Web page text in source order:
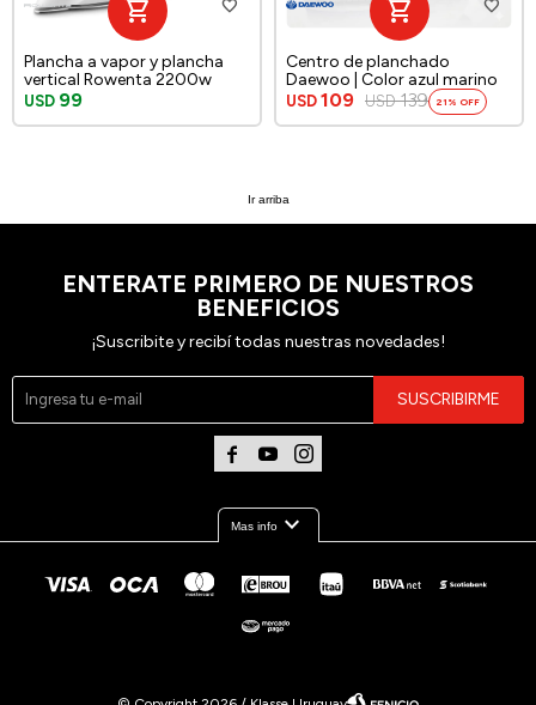
Plancha a vapor y plancha
vertical Rowenta 2200w
USD 99
Centro de planchado
Daewoo | Color azul marino
USD 109 USD 139 21
Ir arriba
ENTERATE PRIMERO DE NUESTROS
BENEFICIOS
¡Suscribite y recibí todas nuestras novedades!
SUSCRIBIRME
  
Mas infoexpand_more